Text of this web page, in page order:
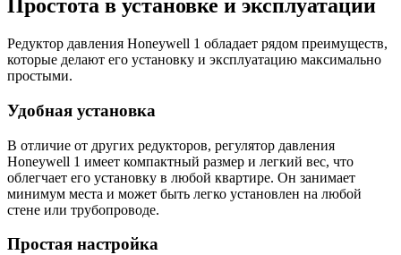
Простота в установке и эксплуатации
Редуктор давления Honeywell 1 обладает рядом преимуществ,
которые делают его установку и эксплуатацию максимально
простыми.
Удобная установка
В отличие от других редукторов, регулятор давления
Honeywell 1 имеет компактный размер и легкий вес, что
облегчает его установку в любой квартире. Он занимает
минимум места и может быть легко установлен на любой
стене или трубопроводе.
Простая настройка